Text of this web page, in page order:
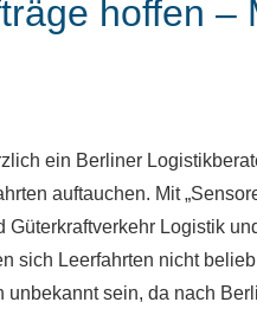
hoffen –
ein Berliner
auftauchen. Mit
Logistik
sich Leerfahrten nicht
unbekannt sein, da nach